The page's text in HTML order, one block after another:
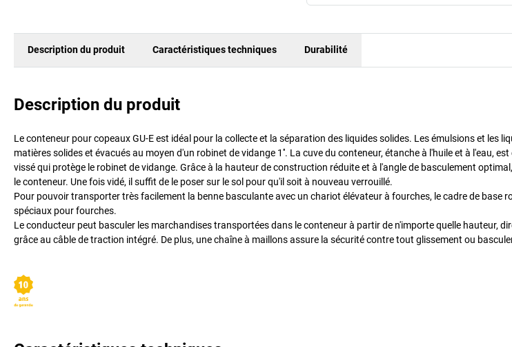
Description du produit Caractéristiques techniques Durabilité
Description du produit
Le conteneur pour copeaux GU-E est idéal pour la collecte et la séparation des liquides solides. Les émulsions et les
matières solides et évacués au moyen d'un robinet de vidange 1''. La cuve du conteneur, étanche à l'huile et à l'eau,
vissé qui protège le robinet de vidange. Grâce à la hauteur de construction réduite et à l'angle de basculement
le conteneur. Une fois vidé, il suffit de le poser sur le sol pour qu'il soit à nouveau verrouillé.
Pour pouvoir transporter très facilement la benne basculante avec un chariot élévateur à fourches, le cadre de base
spéciaux pour fourches.
Le conducteur peut basculer les marchandises transportées dans le conteneur à partir de n'importe quelle hauteur,
grâce au câble de traction intégré. De plus, une chaîne à maillons assure la sécurité contre tout glissement ou